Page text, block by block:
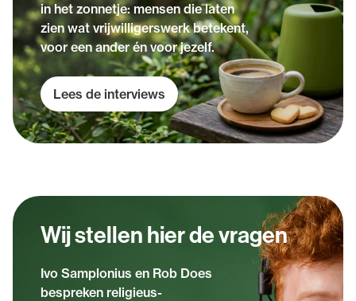
in het zonnetje: mensen die laten
zien wat vrijwilligerswerk betekent,
voor een ander én voor jezelf.
Lees de interviews
Wij stellen hier de vragen
Ivo Samplonius en Rob Does
bespreken religieus-